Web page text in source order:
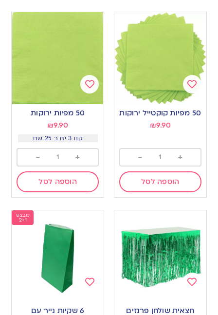
Add
to
50 מפיות קוקטייל ירוקות
₪9.90
+
-
הוספה לסל
50 מפיות ירוקות
₪9.90
קנו 3 יח ב 25 שח
+
-
הוספה לסל
חצאית שולחן פרנזים
מבצע
2+1
6 שקיות נייר עם